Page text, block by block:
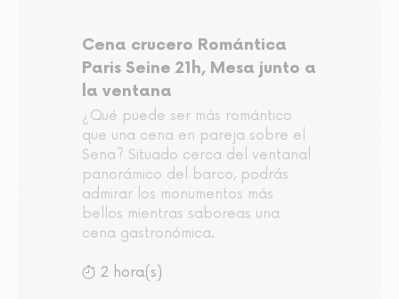
Cena crucero Romántica
Paris Seine 21h, Mesa junto a
la ventana
¿Qué puede ser más romántico
que una cena en pareja sobre el
Sena? Situado cerca del ventanal
panorámico del barco, podrás
admirar los monumentos más
bellos mientras saboreas una
cena gastronómica.
2 hora(s)